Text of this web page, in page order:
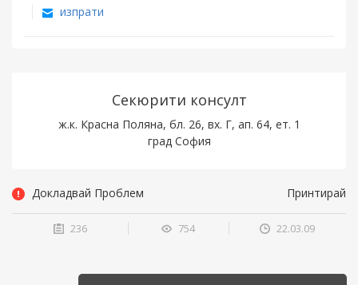
изпрати
Секюрити консулт
ж.к. Красна Поляна, бл. 26, вх. Г, ап. 64, ет. 1
град София
Докладвай Проблем Принтирай
236 754 22.03.09